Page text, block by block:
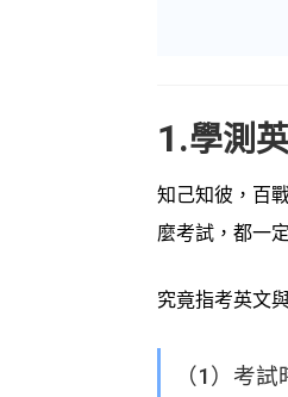
1.學測
知己知彼，百
麼考試，都一
究竟指考英文
（1）考